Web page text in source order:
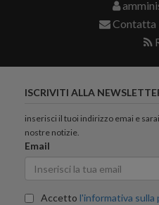
Contatta
ISCRIVITI ALLA
inserisci il tuoi indirizzo emai e
nostre notizie.
Email
Accetto l'informativa sulla